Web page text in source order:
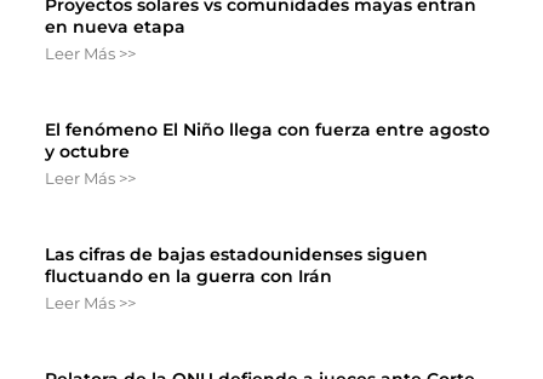
Proyectos solares vs comunidades mayas entran
en nueva etapa
Leer Más >>
El fenómeno El Niño llega con fuerza entre agosto
y octubre
Leer Más >>
Las cifras de bajas estadounidenses siguen
fluctuando en la guerra con Irán
Leer Más >>